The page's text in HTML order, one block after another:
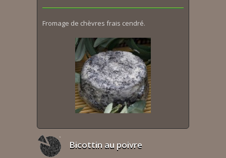
Fromage de chèvres frais cendré.
Bicottin au poivre